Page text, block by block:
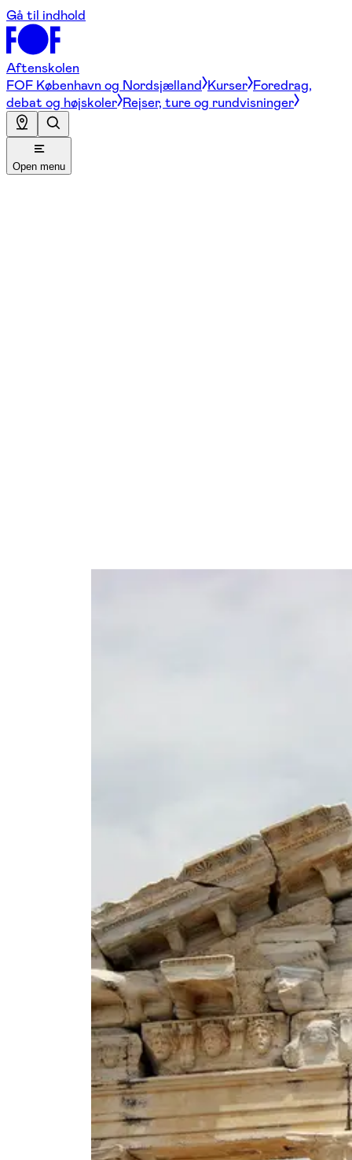
Gå til indhold
Aftenskolen
FOF København og Nordsjælland Kurser Foredrag,
debat og højskoler Rejser, ture og rundvisninger
Open menu